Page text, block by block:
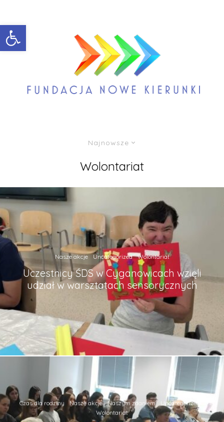
Open toolbar
Najnowsze
Wolontariat
Nasze akcje Uncategorized Wolontariat
Uczestnicy ŚDS w Cyganowicach wzięli
udział w warsztatach sensorycznych
Czas dla rodziny Nasze akcje Naszym zdaniem
Uncategorized
Wolontariat